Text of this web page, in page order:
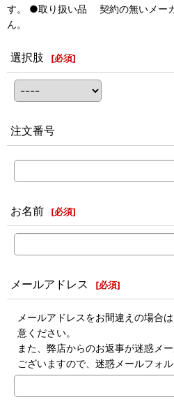
す。 ●取り扱い品 契約の無いメー
ん。
選択肢 [必須]
注文番号
お名前 [必須]
メールアドレス [必須]
メールアドレスをお間違えの場合
意ください。
また、弊店からのお返事が迷惑メ
ございますので、迷惑メールフォ